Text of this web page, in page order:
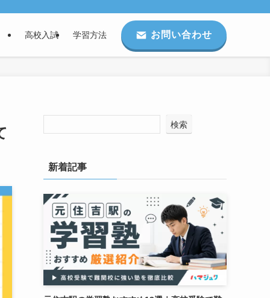
高校入試 学習方法 お問い合わせ
検索
新着記事